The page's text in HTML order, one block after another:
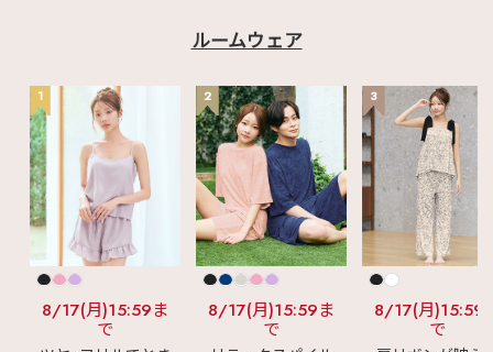
ルームウェア
1
8/17(月)15:59ま
で
2
8/17(月)15:59ま
で
3
8/17(月)15:59
で